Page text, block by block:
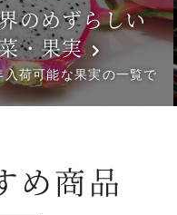
のめずらしい
・果実
入荷可能な果実の一覧で
め商品